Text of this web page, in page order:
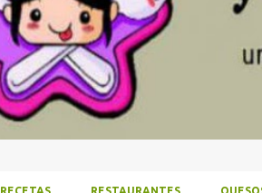
RECETAS RESTAURANTES